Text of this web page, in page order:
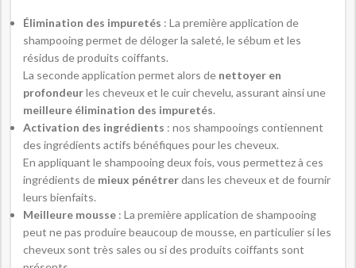
Élimination des impuretés : La première application de
shampooing permet de déloger la saleté, le sébum et les
résidus de produits coiffants.
La seconde application permet alors de nettoyer en
profondeurles cheveux et le cuir chevelu, assurant ainsi une
meilleure élimination des impuretés.
Activation des ingrédients : nos shampooings contiennent
des ingrédients actifs bénéfiques pour les cheveux.
En appliquant le shampooing deux fois, vous permettez à ces
ingrédients de mieux pénétrerdans les cheveux et de fournir
leurs bienfaits.
Meilleure mousse : La première application de shampooing
peut ne pas produire beaucoup de mousse, en particulier si les
cheveux sont très sales ou si des produits coiffants sont